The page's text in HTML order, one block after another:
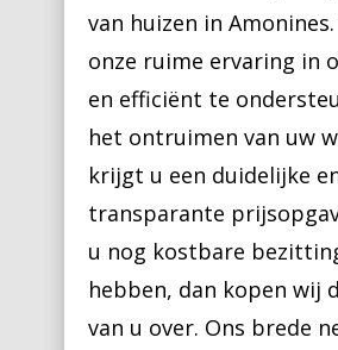
van huizen in
onze ruime ervaring in
en efficiënt te
het ontruimen van uw
krijgt u een duidelijke
transparante
u nog kostbare
hebben, dan kopen wij
van u over. Ons brede